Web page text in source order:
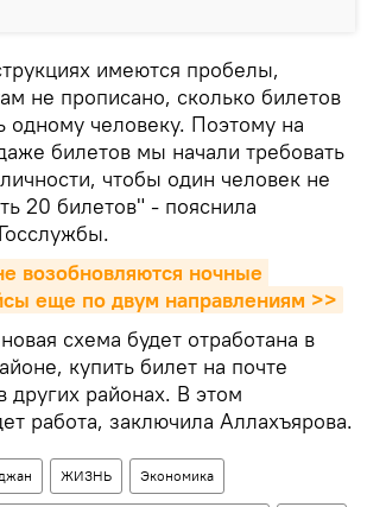
имеются пробелы,
не прописано, сколько билетов
одному человеку. Поэтому на
билетов мы начали требовать
чтобы один человек не
20 билетов" - пояснила
возобновляются ночные
еще по двум направлениям >>
схема будет отработана в
купить билет на почте
других районах. В этом
работа, заключила Аллахъярова.
ЖИЗНЬ Экономика